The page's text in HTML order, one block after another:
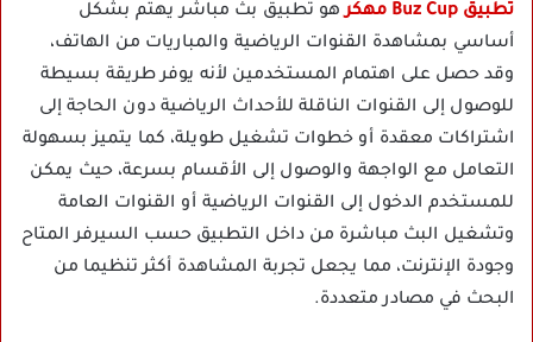
تطبيق Buz Cup مهكر
هو تطبيق بث مباشر يهتم بشكل
أساسي بمشاهدة القنوات الرياضية والمباريات من الهاتف،
وقد حصل على اهتمام المستخدمين لأنه يوفر طريقة بسيطة
للوصول إلى القنوات الناقلة للأحداث الرياضية دون الحاجة إلى
اشتراكات معقدة أو خطوات تشغيل طويلة، كما يتميز بسهولة
التعامل مع الواجهة والوصول إلى الأقسام بسرعة، حيث يمكن
للمستخدم الدخول إلى القنوات الرياضية أو القنوات العامة
وتشغيل البث مباشرة من داخل التطبيق حسب السيرفر المتاح
وجودة الإنترنت، مما يجعل تجربة المشاهدة أكثر تنظيما من
البحث في مصادر متعددة.